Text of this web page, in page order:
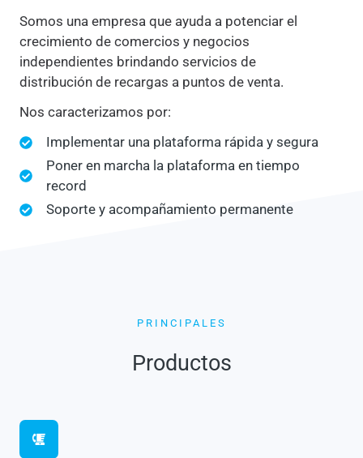
Somos una empresa que ayuda a potenciar el
crecimiento de comercios y negocios
independientes brindando servicios de
distribución de recargas a puntos de venta.
Nos caracterizamos por:
Implementar una plataforma rápida y segura
Poner en marcha la plataforma en tiempo
record
Soporte y acompañamiento permanente
PRINCIPALES
Productos